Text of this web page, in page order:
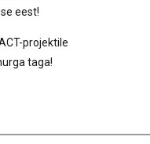
eest!
projektile
taga!